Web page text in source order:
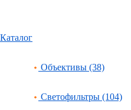
Каталог
Объективы (38)
Светофильтры (104)